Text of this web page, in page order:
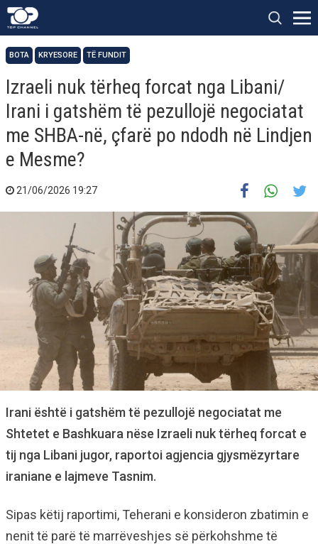
BOTA KRYESORE TË FUNDIT
Izraeli nuk tërheq forcat nga Libani/
Irani i gatshëm të pezullojë negociatat
me SHBA-në, çfarë po ndodh në Lindjen
e Mesme?
21/06/2026 19:27
Irani është i gatshëm të pezullojë negociatat me
Shtetet e Bashkuara nëse Izraeli nuk tërheq forcat e
tij nga Libani jugor, raportoi agjencia gjysmëzyrtare
iraniane e lajmeve Tasnim.
Sipas këtij raportimi, Teherani e konsideron zbatimin e
nenit të parë të marrëveshjes së përkohshme të